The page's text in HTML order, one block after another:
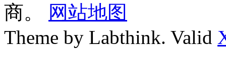
商。
网站地图
Theme by Labthink. Valid